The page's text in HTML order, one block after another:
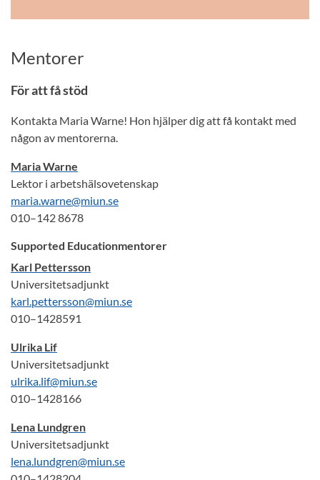
Mentorer
För att få stöd
Kontakta Maria Warne! Hon hjälper dig att få kontakt med
någon av mentorerna.
Maria Warne
Lektor i arbetshälsovetenskap
maria.warne@miun.se
010–142 8678
Supported Educationmentorer
Karl Pettersson
Universitetsadjunkt
karl.pettersson@miun.se
010–1428591
Ulrika Lif
Universitetsadjunkt
ulrika.lif@miun.se
010–1428166
Lena Lundgren
Universitetsadjunkt
lena.lundgren@miun.se